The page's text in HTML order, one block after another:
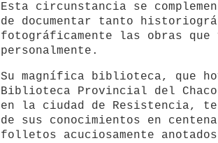
Esta circunstancia se
de documentar tanto
fotográficamente las obras
personalmente.
Su magnífica biblioteca, que
Biblioteca Provincial del Chaco
en la ciudad de Resistencia,
de sus conocimientos en
folletos acuciosamente